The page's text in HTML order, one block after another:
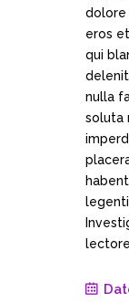
dolore
eros
qui
nulla
soluta